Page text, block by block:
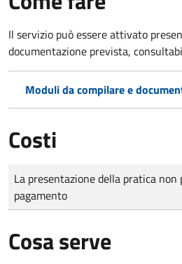
Il servizio può essere attivato
documentazione prevista,
Moduli da compilare e
Costi
Tipo di pagamento
Importo
La presentazione della pratica non
pagamento
Cosa serve